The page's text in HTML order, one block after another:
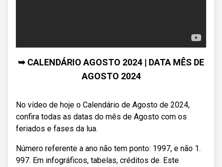
➥ CALENDÁRIO AGOSTO 2024 | DATA MÊS DE
AGOSTO 2024
No vídeo de hoje o Calendário de Agosto de 2024,
confira todas as datas do mês de Agosto com os
feriados e fases da lua.
Número referente a ano não tem ponto: 1997, e não 1.
997. Em infográficos, tabelas, créditos de. Este